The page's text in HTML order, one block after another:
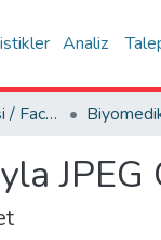
Analiz
Mühendislik Fakültesi / Faculty of Engineering